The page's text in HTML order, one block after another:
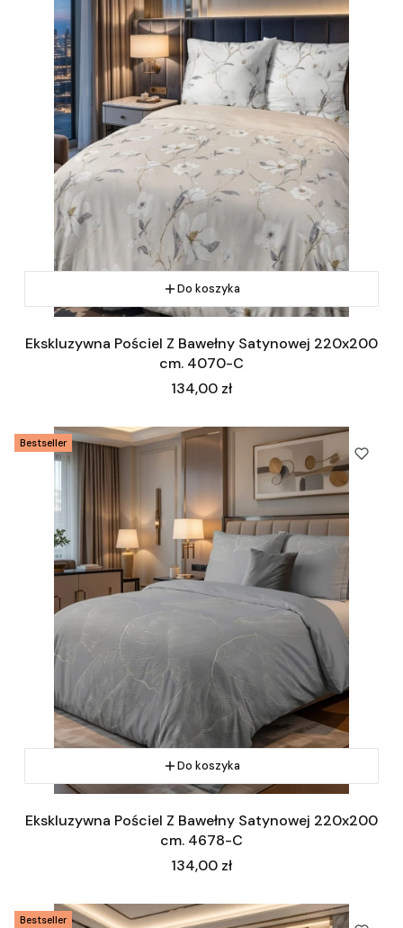
Do koszyka
Ekskluzywna Pościel Z Bawełny Satynowej 220x200
cm. 4070-C
Cena
134,00 zł
Bestseller
Do koszyka
Ekskluzywna Pościel Z Bawełny Satynowej 220x200
cm. 4678-C
Cena
134,00 zł
Bestseller